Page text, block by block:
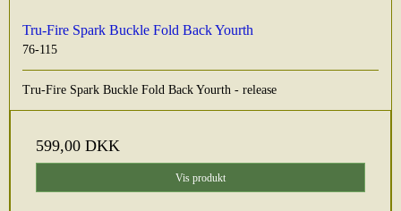
Tru-Fire Spark Buckle Fold Back Yourth
76-115
Tru-Fire Spark Buckle Fold Back Yourth - release
599,00 DKK
Vis produkt